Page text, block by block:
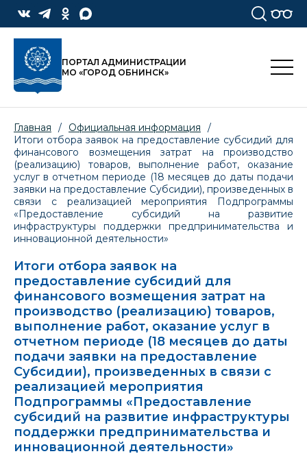
ПОРТАЛ АДМИНИСТРАЦИИ
МО «ГОРОД ОБНИНСК»
Главная / Официальная информация
/
Итоги отбора заявок на предоставление субсидий для
финансового возмещения затрат на производство
(реализацию) товаров, выполнение работ, оказание
услуг в отчетном периоде (18 месяцев до даты подачи
заявки на предоставление Субсидии), произведенных в
связи с реализацией мероприятия Подпрограммы
«Предоставление субсидий на развитие
инфраструктуры поддержки предпринимательства и
инновационной деятельности»
Итоги отбора заявок на
предоставление субсидий для
финансового возмещения затрат на
производство (реализацию) товаров,
выполнение работ, оказание услуг в
отчетном периоде (18 месяцев до даты
подачи заявки на предоставление
Субсидии), произведенных в связи с
реализацией мероприятия
Подпрограммы «Предоставление
субсидий на развитие инфраструктуры
поддержки предпринимательства и
инновационной деятельности»